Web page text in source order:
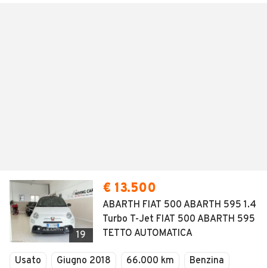
19
€ 13.500
ABARTH FIAT 500 ABARTH 595 1.4
Turbo T-Jet FIAT 500 ABARTH 595
TETTO AUTOMATICA
Usato Giugno 2018 66.000 km
Benzina